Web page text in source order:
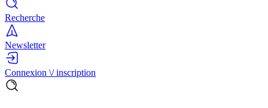
Recherche
Newsletter
Connexion \/ inscription